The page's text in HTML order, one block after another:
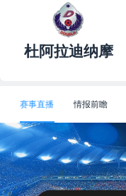
杜阿拉迪纳摩
赛事直播 情报前瞻